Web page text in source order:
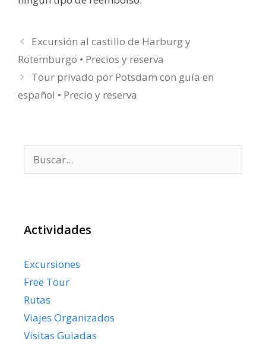
Excursión al castillo de Harburg y
Rotemburgo • Precios y reserva
Tour privado por Potsdam con guía en
español • Precio y reserva
Actividades
Excursiones
Free Tour
Rutas
Viajes Organizados
Visitas Guiadas